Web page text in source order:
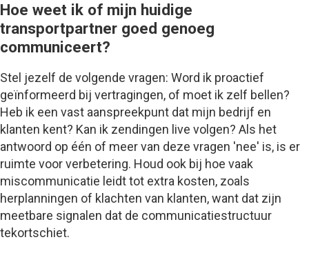
Hoe weet ik of mijn huidige
transportpartner goed genoeg
communiceert?
Stel jezelf de volgende vragen: Word ik proactief
geïnformeerd bij vertragingen, of moet ik zelf bellen?
Heb ik een vast aanspreekpunt dat mijn bedrijf en
klanten kent? Kan ik zendingen live volgen? Als het
antwoord op één of meer van deze vragen 'nee' is, is er
ruimte voor verbetering. Houd ook bij hoe vaak
miscommunicatie leidt tot extra kosten, zoals
herplanningen of klachten van klanten, want dat zijn
meetbare signalen dat de communicatiestructuur
tekortschiet.